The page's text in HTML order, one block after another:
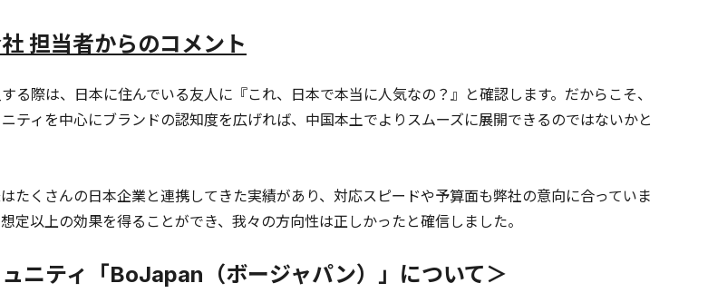
担当者からのコメント
る際は、日本に住んでいる友人に『これ、日本で本当に人気なの？』と確認します。だからこそ、
ティを中心にブランドの認知度を広げれば、中国本土でよりスムーズに展開できるのではないかと
たくさんの日本企業と連携してきた実績があり、対応スピードや予算面も弊社の意向に合っていま
定以上の効果を得ることができ、我々の方向性は正しかったと確信しました。
ニティ「BoJapan（ボージャパン）」について＞